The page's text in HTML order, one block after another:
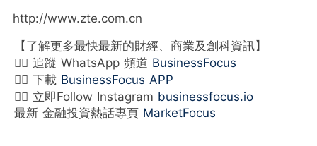
http://www.zte.com.cn
【了解更多最快最新的財經、商業及創科資訊】
👉🏻 追蹤 WhatsApp 頻道 BusinessFocus
👉🏻 下載 BusinessFocus APP
👉🏻 立即Follow Instagram businessfocus.io
最新 金融投資熱話專頁 MarketFocus